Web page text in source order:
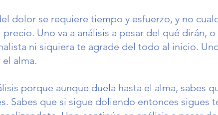
dolor se requiere tiempo y esfuerzo, y no
Uno va a análisis a pesar del qué dirán, o
ni siquiera te agrade del todo al inicio.
alma.
porque aunque duela hasta el alma, sabes
Sabes que si sigue doliendo entonces sigues